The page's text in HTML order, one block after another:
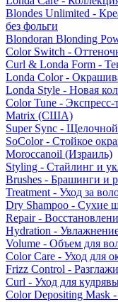
Blondes Unlimited -
без фольги
Blondoran Blonding
Color Switch -
Curl & Londa Form -
Londa Color -
Londa Style - Новая
Color Tune - Экспресс-
Matrix (США)
Super Sync -
SoColor - Стойкое
Moroccanoil (Израиль)
Styling - Стайлинг и
Brushes - Брашинги и
Treatment - Уход за
Dry Shampoo - Сухие
Repair -
Hydration -
Volume - Объем для
Color Care - Уход для
Frizz Control -
Curl - Уход для
Color Depositing Mask